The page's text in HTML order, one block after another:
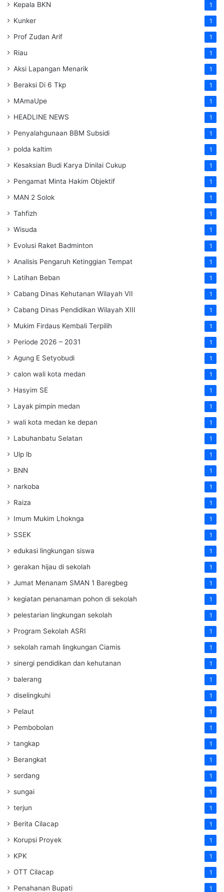
Kepala BKN 1
Kunker 1
Prof Zudan Arif 1
Riau 1
Aksi Lapangan Menarik 1
Beraksi Di 6 Tkp 1
MAmaUpe 1
HEADLINE NEWS 1
Penyalahgunaan BBM Subsidi 1
polda kaltim 1
Kesaksian Budi Karya Dinilai Cukup 1
Pengamat Minta Hakim Objektif 1
MAN 2 Solok 1
Tahfizh 1
Wisuda 1
Evolusi Raket Badminton 1
Analisis Pengaruh Ketinggian Tempat 1
Latihan Beban 1
Cabang Dinas Kehutanan Wilayah VII 1
Cabang Dinas Pendidikan Wilayah XIII 1
Mukim Firdaus Kembali Terpilih 1
Periode 2026 – 2031 1
Agung E Setyobudi 1
calon wali kota medan 1
Hasyim SE 1
Layak pimpin medan 1
wali kota medan ke depan 1
Labuhanbatu Selatan 1
Ulp lb 1
BNN 1
narkoba 1
Raiza 1
Imum Mukim Lhoknga 1
SSEK 1
edukasi lingkungan siswa 1
gerakan hijau di sekolah 1
Jumat Menanam SMAN 1 Baregbeg 1
kegiatan penanaman pohon di sekolah 1
pelestarian lingkungan sekolah 1
Program Sekolah ASRI 1
sekolah ramah lingkungan Ciamis 1
sinergi pendidikan dan kehutanan 1
balerang 1
diselingkuhi 1
Pelaut 1
Pembobolan 1
tangkap 1
Berangkat 1
serdang 1
sungai 1
terjun 1
Berita Cilacap 1
Korupsi Proyek 1
KPK 1
OTT Cilacap 1
Penahanan Bupati 1